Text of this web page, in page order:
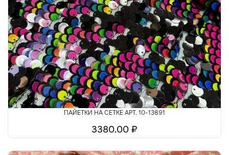
ПАЙЕТКИ НА СЕТКЕ АРТ. 10-13891
3380.00 ₽